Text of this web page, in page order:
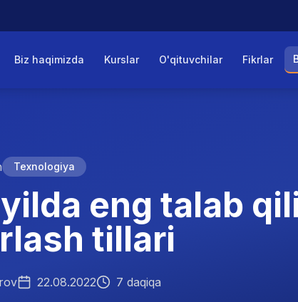
Biz haqimizda Kurslar O'qituvchilar Fikrlar
Texnologiya
eng talab
tillari
22.08.2022 7 daqiqa